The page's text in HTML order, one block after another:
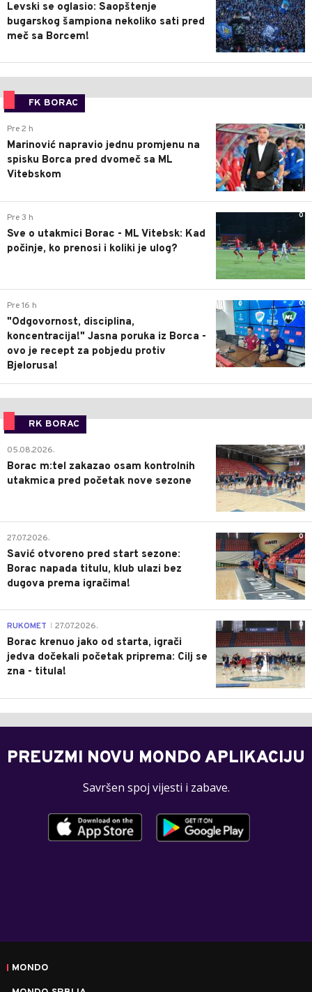
Levski se oglasio: Saopštenje
bugarskog šampiona nekoliko sati pred
meč sa Borcem!
FK BORAC
0
Pre 2 h
Marinović napravio jednu promjenu na
spisku Borca pred dvomeč sa ML
Vitebskom
0
Pre 3 h
Sve o utakmici Borac - ML Vitebsk: Kad
počinje, ko prenosi i koliki je ulog?
0
Pre 16 h
"Odgovornost, disciplina,
koncentracija!" Jasna poruka iz Borca -
ovo je recept za pobjedu protiv
Bjelorusa!
RK BORAC
0
05.08.2026.
Borac m:tel zakazao osam kontrolnih
utakmica pred početak nove sezone
0
27.07.2026.
Savić otvoreno pred start sezone:
Borac napada titulu, klub ulazi bez
dugova prema igračima!
0
RUKOMET 27.07.2026.
Borac krenuo jako od starta, igrači
jedva dočekali početak priprema: Cilj se
zna - titula!
PREUZMI NOVU MONDO APLIKACIJU
Savršen spoj vijesti i zabave.
MONDO